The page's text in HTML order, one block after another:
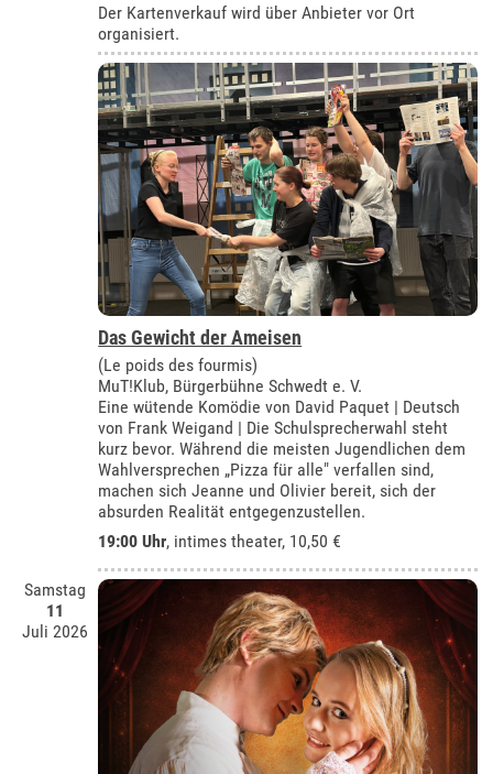
Der Kartenverkauf wird über Anbieter vor Ort
organisiert.
Das Gewicht der Ameisen
(Le poids des fourmis)
MuT!Klub, Bürgerbühne Schwedt e. V.
Eine wütende Komödie von David Paquet | Deutsch
von Frank Weigand | Die Schulsprecherwahl steht
kurz bevor. Während die meisten Jugendlichen dem
Wahlversprechen „Pizza für alle" verfallen sind,
machen sich Jeanne und Olivier bereit, sich der
absurden Realität entgegenzustellen.
19:00 Uhr, intimes theater, 10,50 €
Samstag
11
Juli 2026